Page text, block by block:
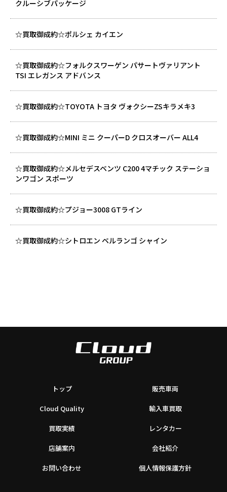
クルーシブパッケージ
☆買取御成約☆ポルシェ カイエン
☆買取御成約☆フォルクスワーゲン パサートヴァリアント
TSI エレガンス アドバンス
☆買取御成約☆TOYOTA トヨタ ヴォクシーZSキラメキ3
☆買取御成約☆MINI ミニ クーパーD クロスオーバー ALL4
☆買取御成約☆メルセデスベンツ C200 4マチック ステーショ
ンワゴン スポーツ
☆買取御成約☆プジョー3008 GTライン
☆買取御成約☆シトロエン ベルランゴ シャイン
トップ 販売車両
Cloud Quality 輸入車買取
買取実績 レンタカー
店舗案内 会社紹介
お問い合わせ 個人情報保護方針